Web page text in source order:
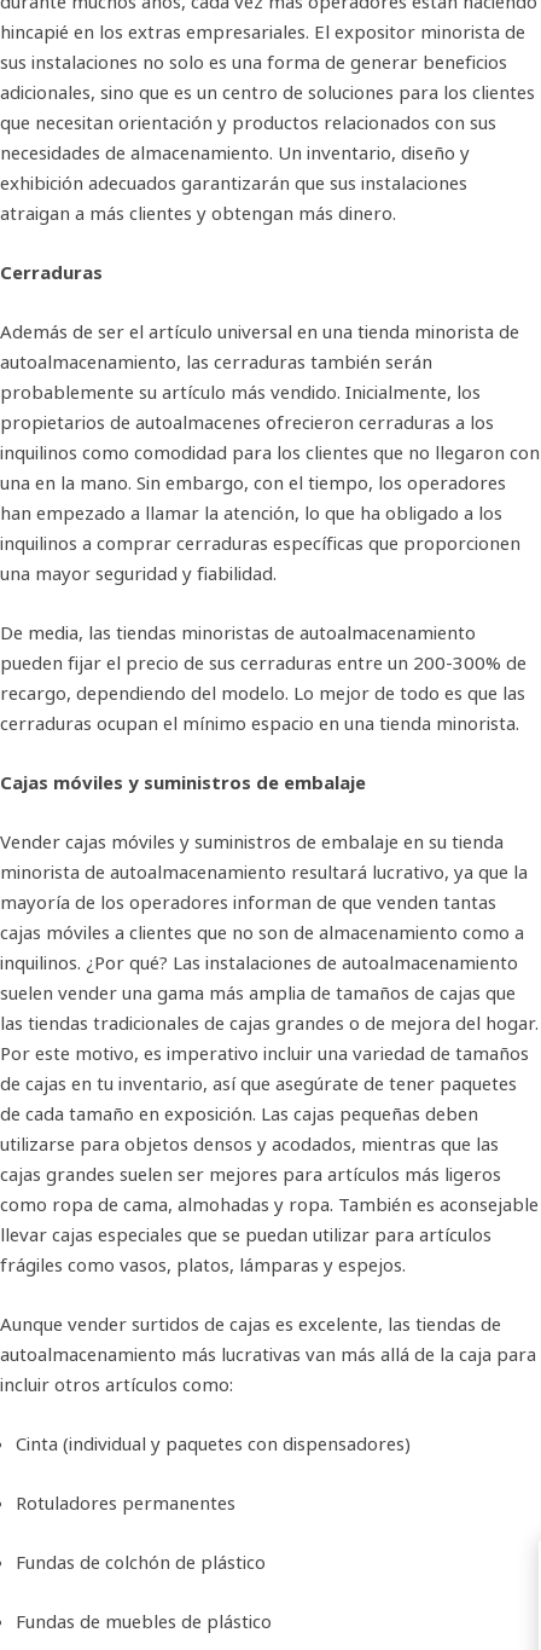
hincapié en los extras empresariales. El expositor minorista de
sus instalaciones no solo es una forma de generar beneficios
adicionales, sino que es un centro de soluciones para los clientes
que necesitan orientación y productos relacionados con sus
necesidades de almacenamiento. Un inventario, diseño y
exhibición adecuados garantizarán que sus instalaciones
atraigan a más clientes y obtengan más dinero.
Cerraduras
Además de ser el artículo universal en una tienda minorista de
autoalmacenamiento, las cerraduras también serán
probablemente su artículo más vendido. Inicialmente, los
propietarios de autoalmacenes ofrecieron cerraduras a los
inquilinos como comodidad para los clientes que no llegaron con
una en la mano. Sin embargo, con el tiempo, los operadores
han empezado a llamar la atención, lo que ha obligado a los
inquilinos a comprar cerraduras específicas que proporcionen
una mayor seguridad y fiabilidad.
De media, las tiendas minoristas de autoalmacenamiento
pueden fijar el precio de sus cerraduras entre un 200-300% de
recargo, dependiendo del modelo. Lo mejor de todo es que las
cerraduras ocupan el mínimo espacio en una tienda minorista.
Cajas móviles y suministros de embalaje
Vender cajas móviles y suministros de embalaje en su tienda
minorista de autoalmacenamiento resultará lucrativo, ya que la
mayoría de los operadores informan de que venden tantas
cajas móviles a clientes que no son de almacenamiento como a
inquilinos. ¿Por qué? Las instalaciones de autoalmacenamiento
suelen vender una gama más amplia de tamaños de cajas que
las tiendas tradicionales de cajas grandes o de mejora del hogar.
Por este motivo, es imperativo incluir una variedad de tamaños
de cajas en tu inventario, así que asegúrate de tener paquetes
de cada tamaño en exposición. Las cajas pequeñas deben
utilizarse para objetos densos y acodados, mientras que las
cajas grandes suelen ser mejores para artículos más ligeros
como ropa de cama, almohadas y ropa. También es aconsejable
llevar cajas especiales que se puedan utilizar para artículos
frágiles como vasos, platos, lámparas y espejos.
Aunque vender surtidos de cajas es excelente, las tiendas de
autoalmacenamiento más lucrativas van más allá de la caja para
incluir otros artículos como:
Cinta (individual y paquetes con dispensadores)
Rotuladores permanentes
Fundas de colchón de plástico
Fundas de muebles de plástico